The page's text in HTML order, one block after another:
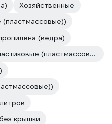
Хозяйственные
(ведра)
Из полипропилена (ведра пластиковые (пластмассовые))
крышки